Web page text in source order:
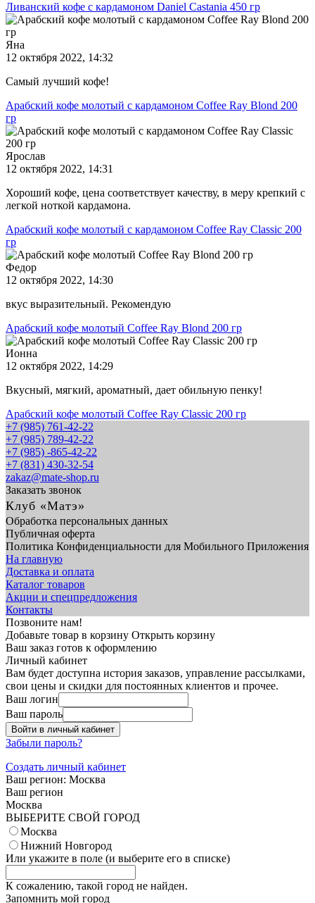
Ливанский кофе с кардамоном Daniel Castania 450 гр
Яна
12 октября 2022, 14:32
Самый лучший кофе!
Арабский кофе молотый с кардамоном Coffee Ray Blond 200
гр
Ярослав
12 октября 2022, 14:31
Хороший кофе, цена соответствует качеству, в меру крепкий с
легкой ноткой кардамона.
Арабский кофе молотый с кардамоном Coffee Ray Classic 200
гр
Федор
12 октября 2022, 14:30
вкус выразительный. Рекомендую
Арабский кофе молотый Coffee Ray Blond 200 гр
Ионна
12 октября 2022, 14:29
Вкусный, мягкий, ароматный, дает обильную пенку!
Арабский кофе молотый Coffee Ray Classic 200 гр
+7 (985) 761-42-22
+7 (985) 789-42-22
+7 (985) -865-42-22
+7 (831) 430-32-54
zakaz@mate-shop.ru
Заказать звонок
Клуб «Матэ»
Обработка персональных данных
Публичная оферта
Политика Конфиденциальности для Мобильного Приложения
На главную
Доставка и оплата
Каталог товаров
Акции и спецпредложения
Контакты
Позвоните нам!
Добавьте товар в корзину Открыть корзину
Ваш заказ готов к оформлению
Личный кабинет
Вам будет доступна история заказов, управление рассылками,
свои цены и скидки для постоянных клиентов и прочее.
Ваш логин
Ваш пароль
Войти в личный кабинет
Забыли пароль?
Создать личный кабинет
Ваш регион: Москва
Ваш регион
Москва
ВЫБЕРИТЕ СВОЙ ГОРОД
Москва
Нижний Новгород
Или укажите в поле (и выберите его в списке)
К сожалению, такой город не найден.
Запомнить мой город